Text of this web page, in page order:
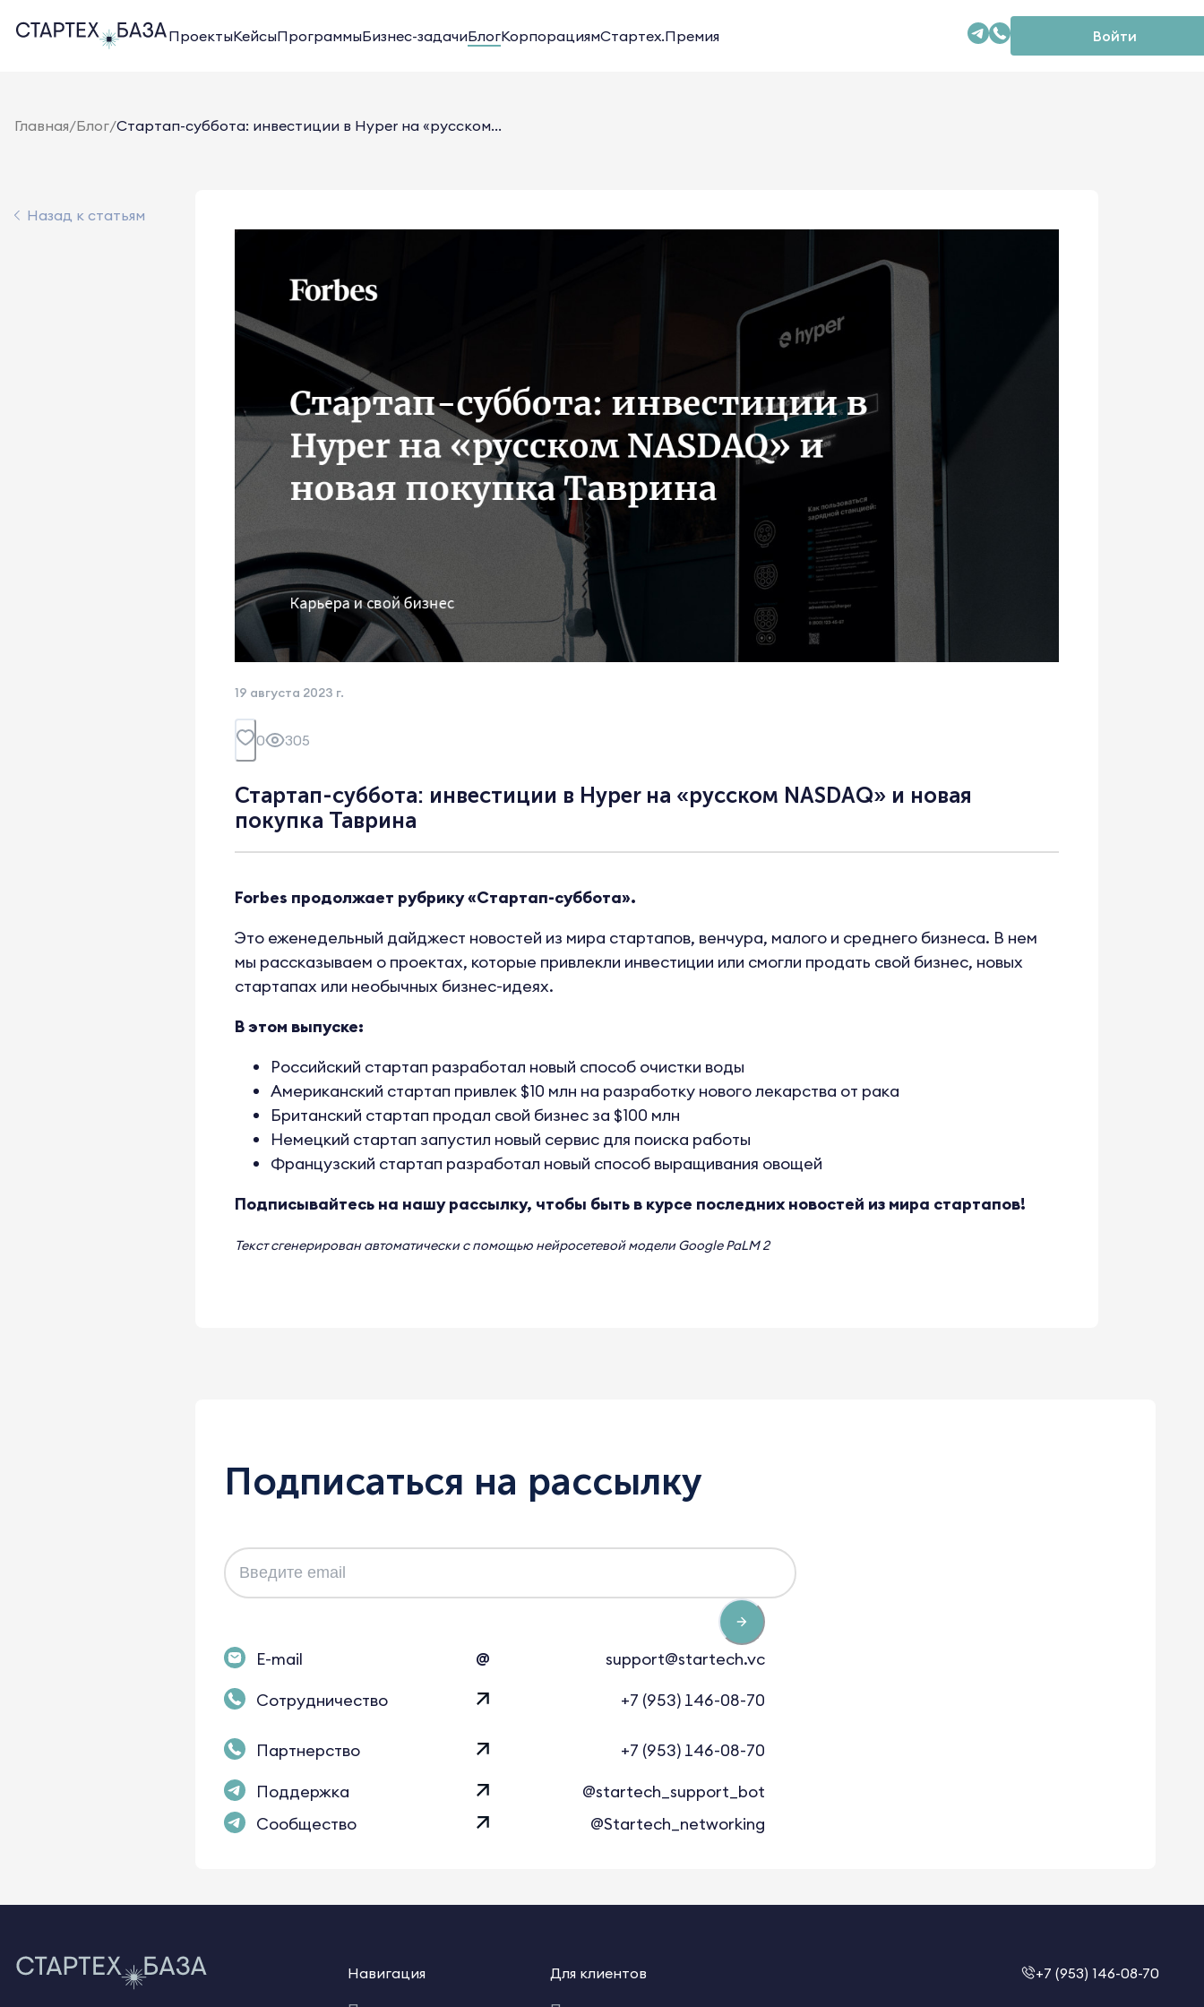
ПроектыКейсыПрограммыБизнес-задачиБлогКорпорациямСтартех.Премия Войти
Главная/Блог/Стартап-суббота: инвестиции в Hyper на «русском...
Назад к статьям
19 августа 2023 г.
0 305
Стартап-суббота: инвестиции в Hyper на «русском NASDAQ» и новая
покупка Таврина
Forbes продолжает рубрику «Стартап-суббота».
Это еженедельный дайджест новостей из мира стартапов, венчура, малого и среднего бизнеса. В нем
мы рассказываем о проектах, которые привлекли инвестиции или смогли продать свой бизнес, новых
стартапах или необычных бизнес-идеях.
В этом выпуске:
Российский стартап разработал новый способ очистки воды
Американский стартап привлек $10 млн на разработку нового лекарства от рака
Британский стартап продал свой бизнес за $100 млн
Немецкий стартап запустил новый сервис для поиска работы
Французский стартап разработал новый способ выращивания овощей
Подписывайтесь на нашу рассылку, чтобы быть в курсе последних новостей из мира стартапов!
Текст сгенерирован автоматически с помощью нейросетевой моделиGoogle PaLM 2
Подписаться на рассылку
E-mail @
support@startech.vc
Сотрудничество
+7 (953) 146-08-70
Партнерство
+7 (953) 146-08-70
Поддержка
@startech_support_bot
Сообщество
@Startech_networking
Навигация
Для клиентов
+7 (953) 146-08-70